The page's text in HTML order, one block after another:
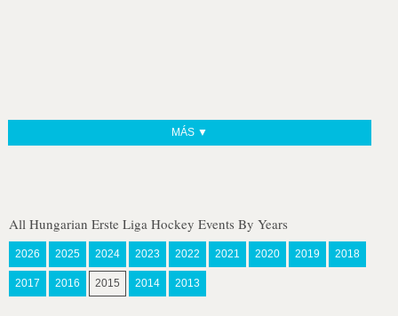
MÁS ▼
All Hungarian Erste Liga Hockey Events By Years
2026 2025 2024 2023 2022 2021 2020 2019 2018
2017 2016 2015 2014 2013